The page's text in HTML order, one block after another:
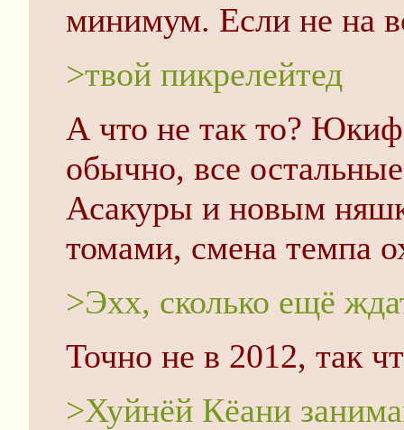
минимум. Если не на
>твой пикрелейтед
А что не так то?
обычно, все
Асакуры и новым
томами, смена темпа
>Эхх, сколько ещё
Точно не в 2012, так
>Хуйнёй Кёани